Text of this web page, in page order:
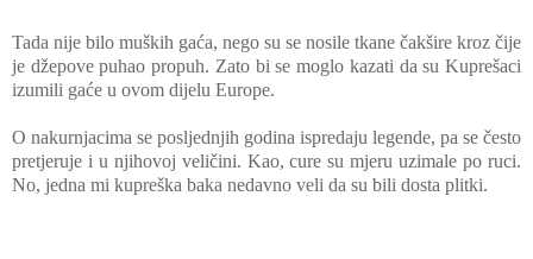
Tada nije bilo muških gaća, nego su se nosile tkane čakšire kroz čije
je džepove puhao propuh. Zato bi se moglo kazati da su Kuprešaci
izumili gaće u ovom dijelu Europe.
O nakurnjacima se posljednjih godina ispredaju legende, pa se često
pretjeruje i u njihovoj veličini. Kao, cure su mjeru uzimale po ruci.
No, jedna mi kupreška baka nedavno veli da su bili dosta plitki.